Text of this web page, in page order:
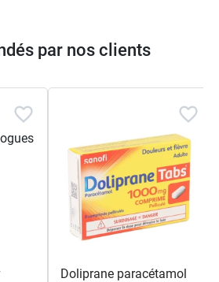
par nos clients
Doliprane paracétamol